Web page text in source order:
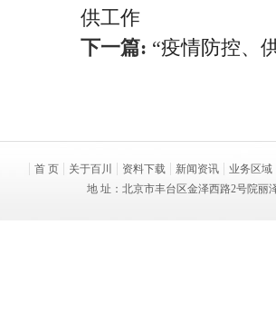
供工作
下一篇: “疫情防控、
首 页 关于百川 资料下载 新闻资讯
业务区域
地 址：北京市丰台区金泽西路2号院丽